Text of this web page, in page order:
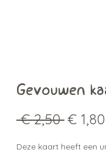
Gevouwen
€ 2,50 € 1,80
Deze kaart heeft een